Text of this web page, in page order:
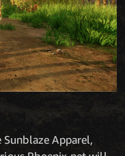
Apparel,